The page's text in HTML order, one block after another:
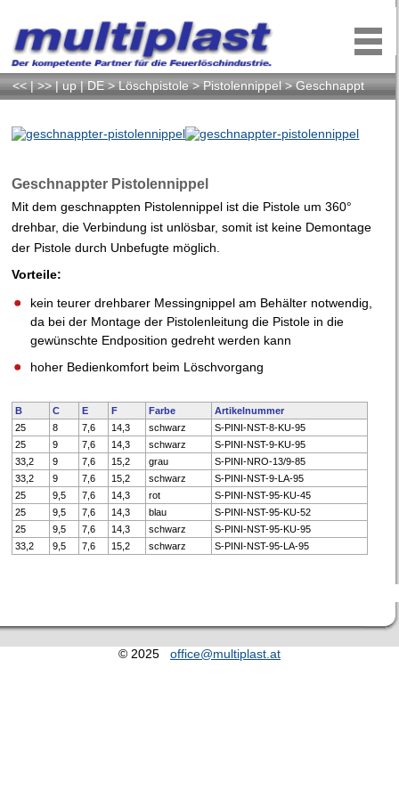
<<|>>|up|DE>Löschpistole>Pistolennippel>Geschnappt
Geschnappter Pistolennippel
Mit dem geschnappten Pistolennippel ist die Pistole um 360°
drehbar, die Verbindung ist unlösbar, somit ist keine Demontage
der Pistole durch Unbefugte möglich.
Vorteile:
kein teurer drehbarer Messingnippel am Behälter notwendig,
da bei der Montage der Pistolenleitung die Pistole in die
gewünschte Endposition gedreht werden kann
hoher Bedienkomfort beim Löschvorgang
B C E F Farbe
Artikelnummer
25
8 7,6 14,3 schwarz
S-PINI-NST-8-KU-95
25
9 7,6 14,3 schwarz
S-PINI-NST-9-KU-95
33,2
9 7,6 15,2 grau
S-PINI-NRO-13/9-85
33,2
9 7,6 15,2 schwarz
S-PINI-NST-9-LA-95
25
9,5 7,6 14,3 rot
S-PINI-NST-95-KU-45
25
9,5 7,6 14,3 blau
S-PINI-NST-95-KU-52
25
9,5 7,6 14,3 schwarz
S-PINI-NST-95-KU-95
33,2
9,5 7,6 15,2 schwarz S-PINI-NST-95-LA-95
© 2025 office@multiplast.at